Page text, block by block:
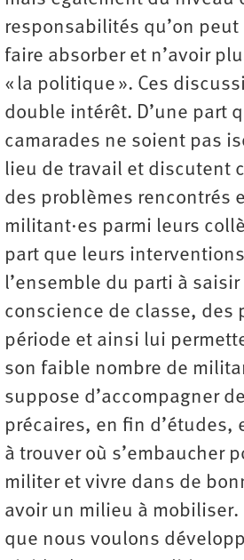
responsabilités qu’on
faire absorber et n’avoir
« la politique ». Ces
double intérêt. D’une part
camarades ne soient pas
lieu de travail et discutent
des problèmes rencontrés
militant·es parmi leurs
part que leurs
l’ensemble du parti à
conscience de classe, des
période et ainsi lui
son faible nombre de
suppose d’accompagner
précaires, en fin d’études,
à trouver où s’embaucher
militer et vivre dans de
avoir un milieu à mobiliser.
que nous voulons